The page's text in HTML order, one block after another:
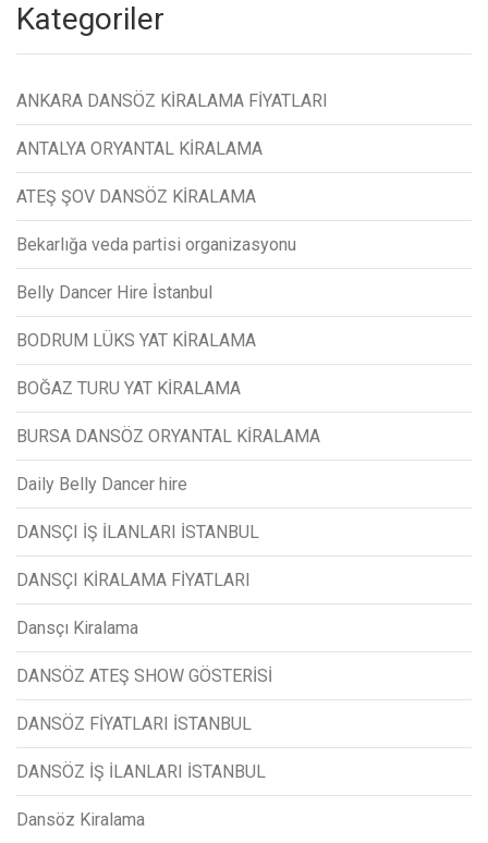
Kategoriler
ANKARA DANSÖZ KİRALAMA FİYATLARI
ANTALYA ORYANTAL KİRALAMA
ATEŞ ŞOV DANSÖZ KİRALAMA
Bekarlığa veda partisi organizasyonu
Belly Dancer Hire İstanbul
BODRUM LÜKS YAT KİRALAMA
BOĞAZ TURU YAT KİRALAMA
BURSA DANSÖZ ORYANTAL KİRALAMA
Daily Belly Dancer hire
DANSÇI İŞ İLANLARI İSTANBUL
DANSÇI KİRALAMA FİYATLARI
Dansçı Kiralama
DANSÖZ ATEŞ SHOW GÖSTERİSİ
DANSÖZ FİYATLARI İSTANBUL
DANSÖZ İŞ İLANLARI İSTANBUL
Dansöz Kiralama